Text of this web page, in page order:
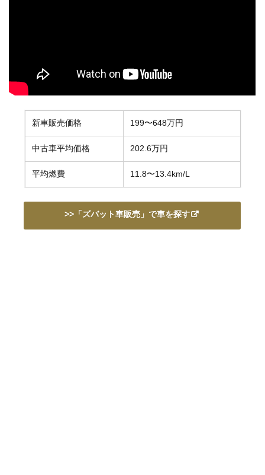
新車販売価格 199〜648万円
中古車平均価格 202.6万円
平均燃費 11.8〜13.4km/L
>>「ズバット車販売」で車を探す